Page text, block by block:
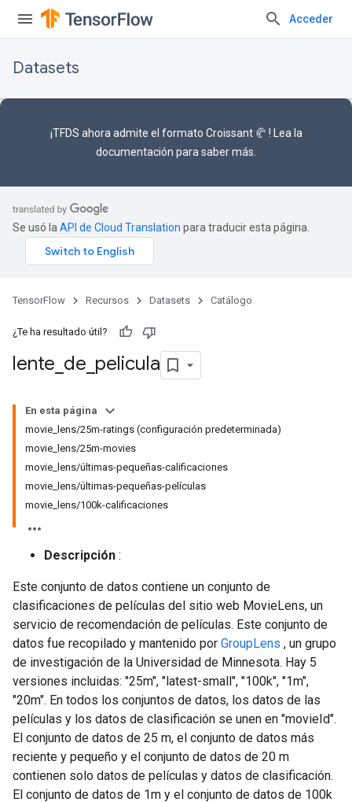
Acceder
Datasets
¡TFDS ahora admite el formato Croissant 🥐 ! Lea la
documentación para saber más.
Se usó la API de Cloud Translation para traducir esta página.
TensorFlow Recursos Datasets Catálogo
¿Te ha resultado útil?
lente de pelicula
En esta página
movie_lens/25m-ratings (configuración predeterminada)
movie_lens/25m-movies
movie_lens/últimas-pequeñas-calificaciones
movie_lens/últimas-pequeñas-películas
movie_lens/100k-calificaciones
Descripción :
Este conjunto de datos contiene un conjunto de
clasificaciones de películas del sitio web MovieLens, un
servicio de recomendación de películas. Este conjunto de
datos fue recopilado y mantenido por GroupLens , un grupo
de investigación de la Universidad de Minnesota. Hay 5
versiones incluidas: "25m", "latest-small", "100k", "1m",
"20m". En todos los conjuntos de datos, los datos de las
películas y los datos de clasificación se unen en "movieId".
El conjunto de datos de 25 m, el conjunto de datos más
reciente y pequeño y el conjunto de datos de 20 m
contienen solo datos de películas y datos de clasificación.
El conjunto de datos de 1m y el conjunto de datos de 100k